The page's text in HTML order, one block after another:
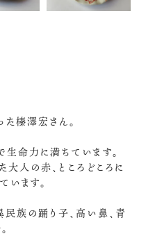
榛澤宏さん。
命力に満ちています。
人の赤、ところどころに
います。
族の踊り子、高い鼻、青